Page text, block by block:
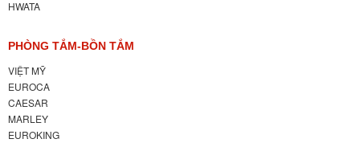
HWATA
PHÒNG TẮM-BỒN TẮM
VIỆT MỸ
EUROCA
CAESAR
MARLEY
EUROKING